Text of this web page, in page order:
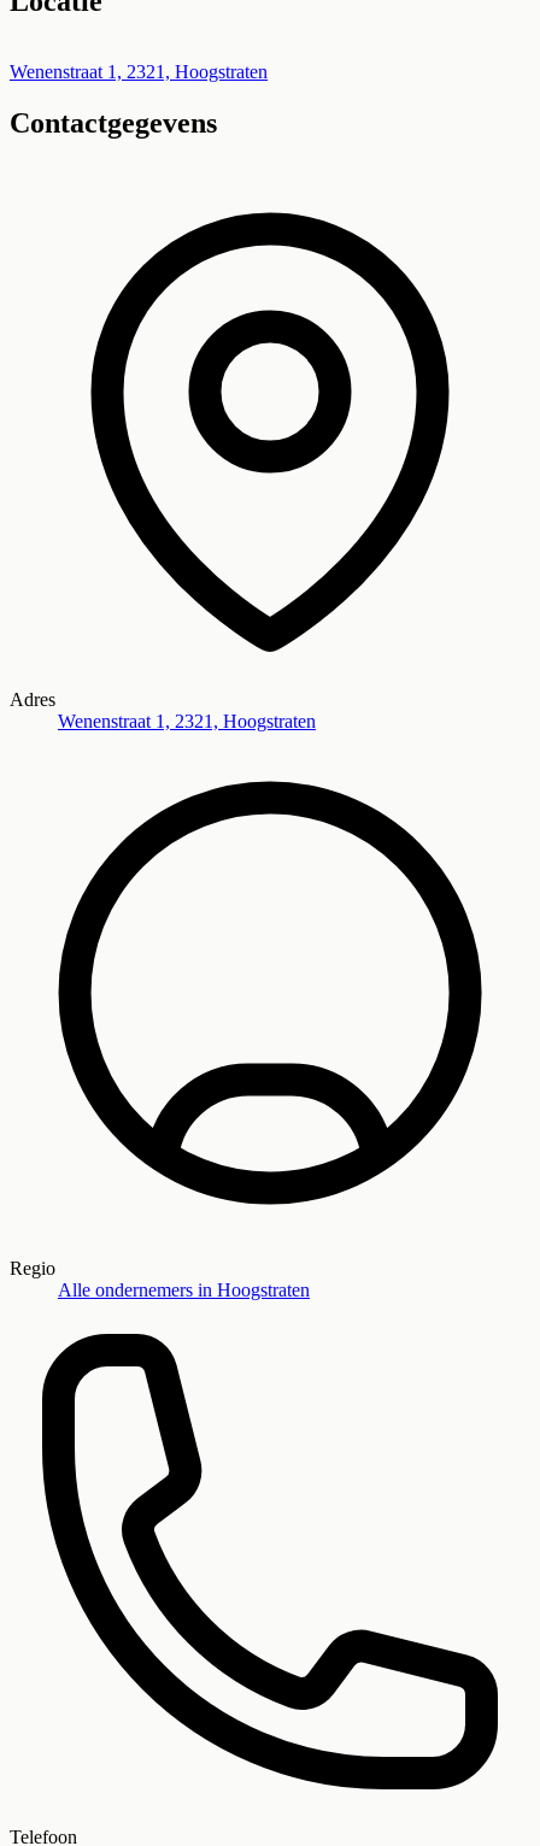
+
−
Wenenstraat 1, 2321, Hoogstraten
Contactgegevens
Adres
Wenenstraat 1, 2321, Hoogstraten
Regio
Alle ondernemers in Hoogstraten
Telefoon